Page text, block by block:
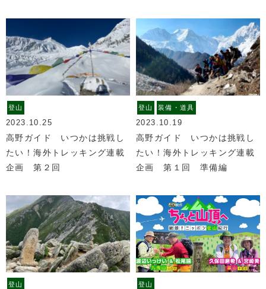
登山
2023.10.25
高野ガイド いつかは挑戦し
たい！海外トレッキング連載
企画 第２回
登山 装備・道具
2023.10.19
高野ガイド いつかは挑戦し
たい！海外トレッキング連載
企画 第１回 準備編
登山 登山